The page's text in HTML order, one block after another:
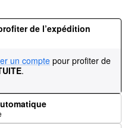
de l’expédition
un compte pour profiter de
.